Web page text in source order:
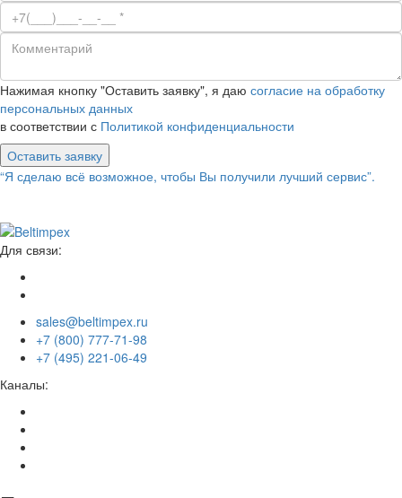
Нажимая кнопку "Оставить заявку", я даю согласие на обработку
персональных данных
в соответствии с Политикой конфиденциальности
Оставить заявку
“Я сделаю всё возможное, чтобы Вы получили лучший сервис”.
Для связи:
sales@beltimpex.ru
+7 (800) 777-71-98
+7 (495) 221-06-49
Каналы: